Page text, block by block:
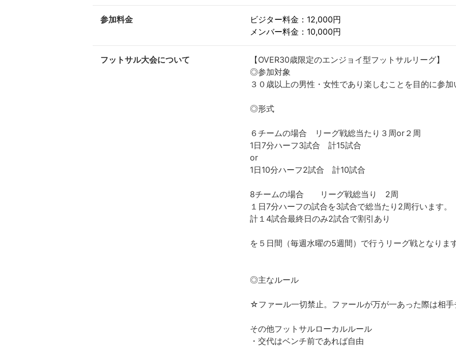
参加料金
ビジター料金：12,000円
メンバー料金：10,000円
フットサル大会について
【OVER30歳限定のエンジョイ型フットサルリーグ】
◎参加対象
３０歳以上の男性・女性であり楽しむことを目的に参
◎形式
６チームの場合 リーグ戦総当たり３周or２周
1日7分ハーフ3試合 計15試合
or
1日10分ハーフ2試合 計10試合
8チームの場合 リーグ戦総当り 2周
１日7分ハーフの試合を3試合で総当たり2周行います。
計１4試合最終日のみ2試合で割引あり
を５日間（毎週水曜の5週間）で行うリーグ戦となります
◎主なルール
☆ファール一切禁止。ファールが万が一あった際は相手
その他フットサルローカルルール
・交代はベンチ前であれば自由